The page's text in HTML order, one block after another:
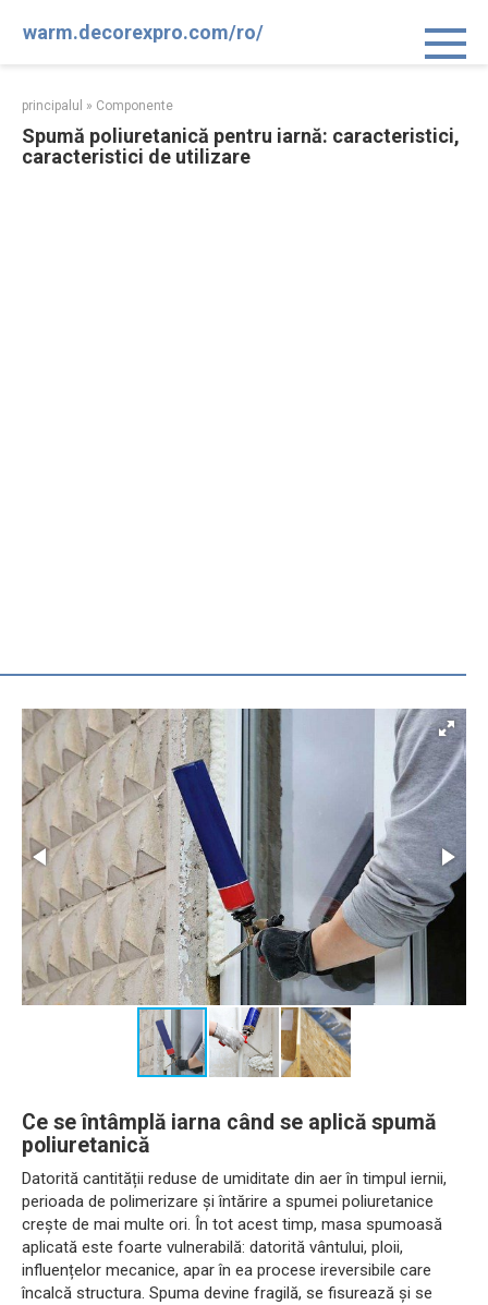
warm.decorexpro.com/ro/
principalul » Componente
Spumă poliuretanică pentru iarnă: caracteristici,
caracteristici de utilizare
Ce se întâmplă iarna când se aplică spumă
poliuretanică
Datorită cantității reduse de umiditate din aer în timpul iernii,
perioada de polimerizare și întărire a spumei poliuretanice
crește de mai multe ori. În tot acest timp, masa spumoasă
aplicată este foarte vulnerabilă: datorită vântului, ploii,
influențelor mecanice, apar în ea procese ireversibile care
încalcă structura. Spuma devine fragilă, se fisurează și se